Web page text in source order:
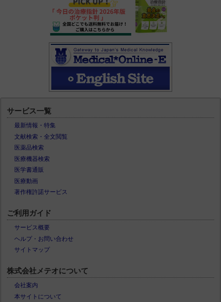
サービス一覧
最新情報・特集
文献検索・全文閲覧
医薬品検索
医療機器検索
医学書通販
医療動画
著作権許諾サービス
ご利用ガイド
サービス概要
ヘルプ・お問い合わせ
サイトマップ
株式会社メテオについて
会社案内
本サイトについて